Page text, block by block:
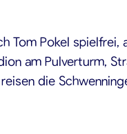
Tom Pokel
am Pulverturm,
die